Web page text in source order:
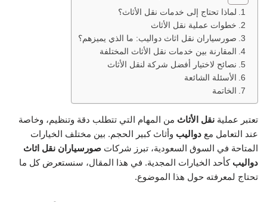
لماذا تحتاج إلى خدمات نقل الأثاث؟
خطوات عملية نقل الأثاث
صورسياران نقل اثاث دواليب: ما الذي يميزهم؟
المقارنة بين خدمات نقل الأثاث المختلفة
نصائح لاختيار أفضل شركة لنقل الأثاث
الأسئلة الشائعة
الخاتمة
تعتبر عملية نقل الأثاث من المهام التي تتطلب دقة وتنظيم، وخاصة
عند التعامل مع دواليب وأثاث كبير الحجم. بين مختلف الخيارات
المتاحة في السوق السعودية، تبرز شركات صورسياران نقل اثاث
دواليب كأحد الخيارات المجدية. في هذا المقال، سنستعرض كل ما
تحتاج لمعرفته حول هذا الموضوع.